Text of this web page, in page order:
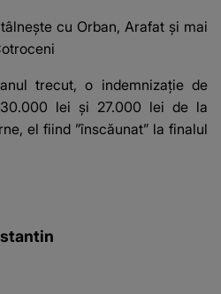
cu Orban, Arafat și mai
trecut, o indemnizație de
lei și 27.000 lei de la
el fiind ”înscăunat” la finalul